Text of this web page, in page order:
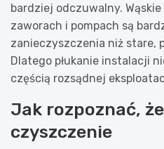
bardziej odczuwalny.
zaworach i pompach są
zanieczyszczenia niż stare,
Dlatego płukanie instalacji
częścią rozsądnej
Jak rozpoznać,
czyszczenie